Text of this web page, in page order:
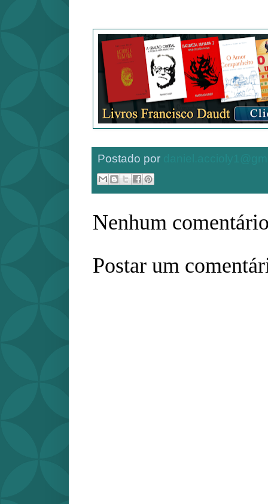
Postado por
Nenhum
Postar um